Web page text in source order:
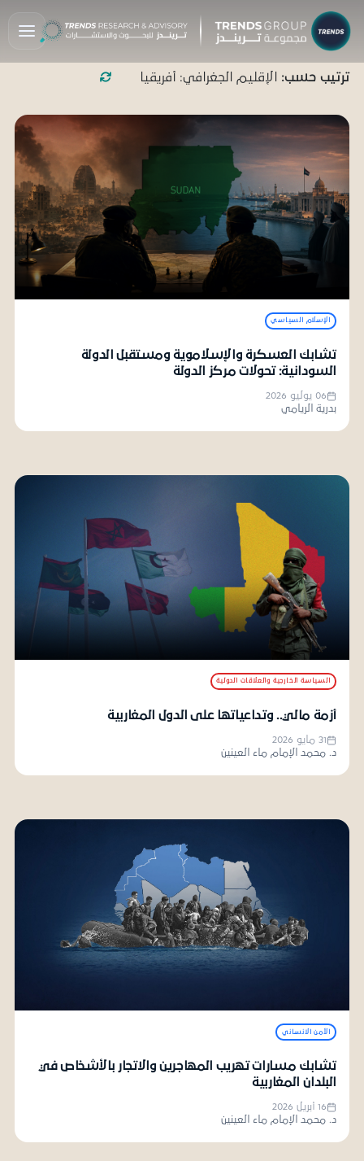
ترتيب حسب: الإقليم الجغرافي: أفريقيا
الإسلام السياسي
تشابك العسكرة والإسلاموية ومستقبل الدولة
السودانية: تحولات مركز الدولة
06 يوليو 2026
بدرية الريامي
السياسة الخارجية والعلاقات الدولية
أزمة مالي.. وتداعياتها على الدول المغاربية
31 مايو 2026
د. محمد الإمام ماء العينين
الأمن الانساني
تشابك مسارات تهريب المهاجرين والاتجار بالأشخاص في
البلدان المغاربية
16 أبريل 2026
د. محمد الإمام ماء العينين